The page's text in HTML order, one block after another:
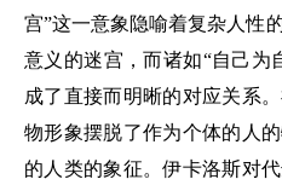
宫”这一意象隐喻着复杂人性
意义的迷宫，而诸如“自己为
成了直接而明晰的对应关系
物形象摆脱了作为个体的人
的人类的象征。伊卡洛斯对